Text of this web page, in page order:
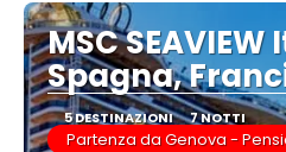
MSC
Spagna,
5 DESTINAZIONI 7 NOTTI
Partenza da Genova -